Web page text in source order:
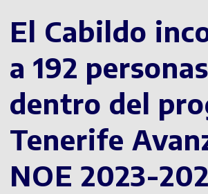
El Cabildo
a 192 personas
dentro del
Tenerife
NOE 2023-